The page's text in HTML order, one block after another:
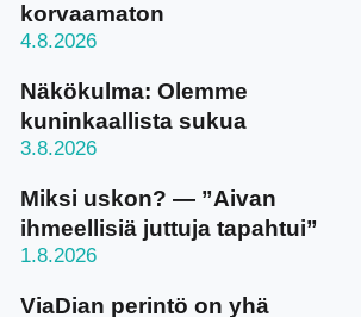
korvaamaton
4.8.2026
Näkökulma: Olemme
kuninkaallista sukua
3.8.2026
Miksi uskon? — ”Aivan
ihmeellisiä juttuja tapahtui”
1.8.2026
ViaDian perintö on yhä